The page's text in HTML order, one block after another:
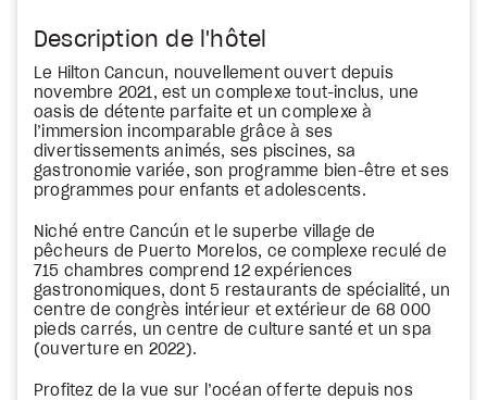
Description de l'hôtel
Le Hilton Cancun, nouvellement ouvert depuis
novembre 2021, est un complexe tout-inclus, une
oasis de détente parfaite et un complexe à
l’immersion incomparable grâce à ses
divertissements animés, ses piscines, sa
gastronomie variée, son programme bien-être et ses
programmes pour enfants et adolescents.
Niché entre Cancún et le superbe village de
pêcheurs de Puerto Morelos, ce complexe reculé de
715 chambres comprend 12 expériences
gastronomiques, dont 5 restaurants de spécialité, un
centre de congrès intérieur et extérieur de 68 000
pieds carrés, un centre de culture santé et un spa
(ouverture en 2022).
Profitez de la vue sur l’océan offerte depuis nos